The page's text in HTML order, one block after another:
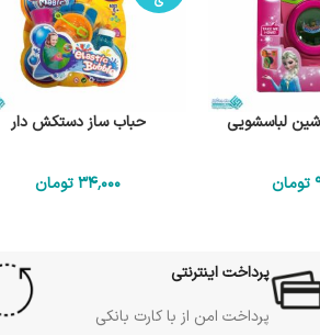
لباسشویی
تومان
حباب ساز دستکش دار
34٬000 تومان
پرداخت اینترنتی
پرداخت امن از با کارت بانکی